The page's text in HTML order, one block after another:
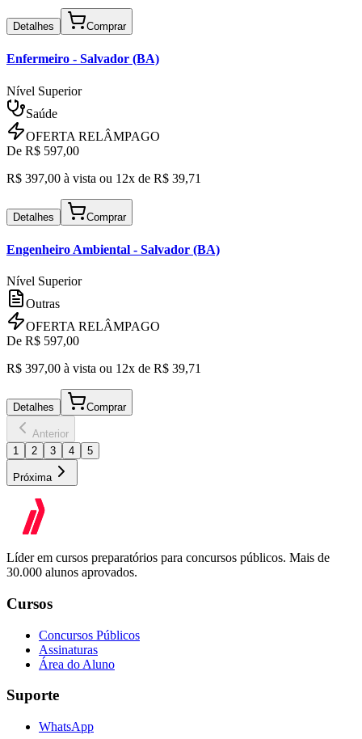
Detalhes Comprar
Enfermeiro - Salvador (BA)
Nível Superior
Saúde
OFERTA RELÂMPAGO
De R$ 597,00
R$ 397,00 à vista ou 12x de R$ 39,71
Detalhes Comprar
Engenheiro Ambiental - Salvador (BA)
Nível Superior
Outras
OFERTA RELÂMPAGO
De R$ 597,00
R$ 397,00 à vista ou 12x de R$ 39,71
Detalhes Comprar
Anterior
1
2 3 4 5
Próxima
Líder em cursos preparatórios para concursos públicos. Mais de
30.000 alunos aprovados.
Cursos
Concursos Públicos
Assinaturas
Área do Aluno
Suporte
WhatsApp